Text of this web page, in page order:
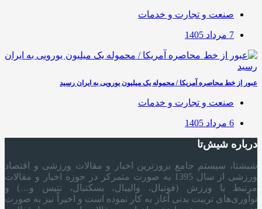
صنعت و تجارت و خدمات
7 مرداد 1405
عبور از خط محاصره آمریکا / محموله یک میلیون یورویی به ایران رسید
صنعت و تجارت و خدمات
6 مرداد 1405
درباره شیش‌تا
شیشتا، سیستم جامع بروزترین اخبار و مقالات ورزشی و اقتصاد
ورزشی از سال 1395 به صورت متمرکز در حوزه اخبار و مقالات
مرتبط با ورزش (فوتبال، والیبال، بسکتبال، تنیس و…) و
نوآوری‌های تربیت بدنی آغاز به کار نموده است و اخیراً نیز به صورت